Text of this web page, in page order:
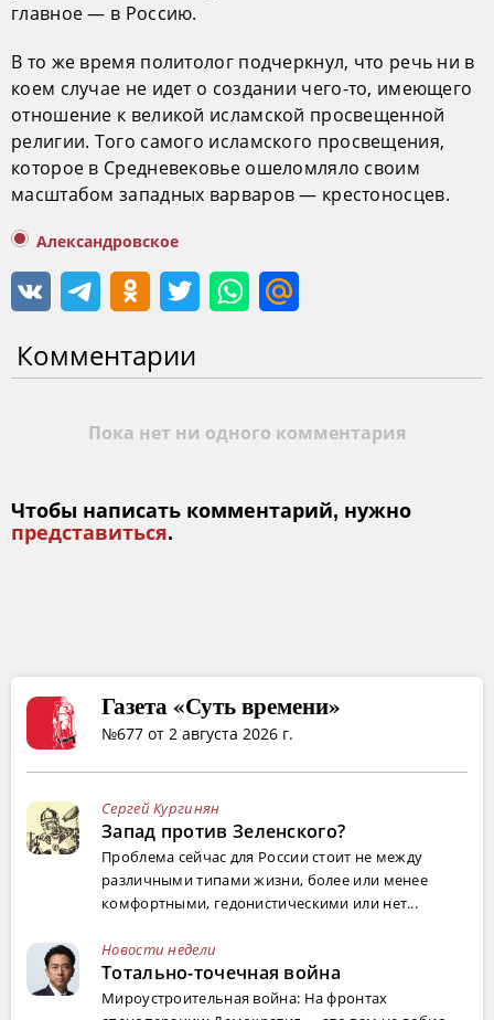
главное — в Россию.
В то же время политолог подчеркнул, что речь ни в
коем случае не идет о создании чего-то, имеющего
отношение к великой исламской просвещенной
религии. Того самого исламского просвещения,
которое в Средневековье ошеломляло своим
масштабом западных варваров — крестоносцев.
Александровское
Комментарии
Пока нет ни одного комментария
Чтобы написать комментарий, нужно
представиться.
Газета «Суть времени»
№677 от 2 августа 2026 г.
Сергей Кургинян
Запад против Зеленского?
Проблема сейчас для России стоит не между
различными типами жизни, более или менее
комфортными, гедонистическими или нет...
Новости недели
Тотально-точечная война
Мироустроительная война: На фронтах